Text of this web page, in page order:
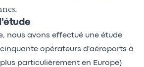
nous avons effectué une étude
opérateurs d'aéroports à
particulièrement en Europe)